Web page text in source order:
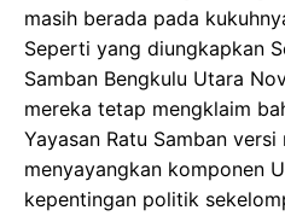
masih berada pada
Seperti yang diungkapkan
Samban Bengkulu Utara
mereka tetap mengklaim
Yayasan Ratu Samban
menyayangkan komponen
kepentingan politik